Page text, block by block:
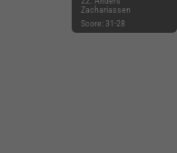
Zachariassen
Score: 31-28